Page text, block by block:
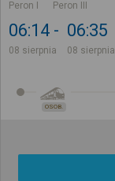
Peron I Peron III
06:14
08 sierpnia
06:35
08 sierpnia
OSOB.